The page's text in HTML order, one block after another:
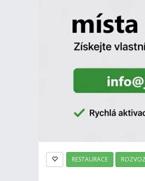
RESTAURACE ROZVOZ